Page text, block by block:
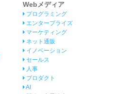
Webメディア
プログラミング
エンタープライズ
マーケティング
ネット通販
イノベーション
セールス
人事
プロダクト
AI